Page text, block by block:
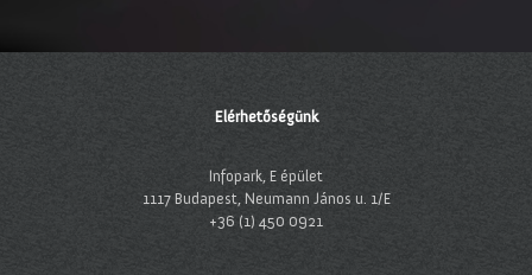
Elérhetőségünk
Infopark, E épület
1117 Budapest, Neumann János u. 1/E
+36 (1) 450 0921